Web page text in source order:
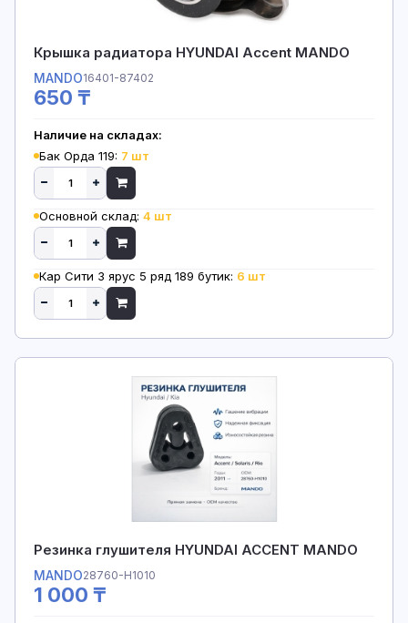
Крышка радиатора HYUNDAI Accent MANDO
MANDO16401-87402
650 ₸
Наличие на складах:
Бак Орда 119: 7 шт
Основной склад: 4 шт
Кар Сити 3 ярус 5 ряд 189 бутик: 6 шт
Резинка глушителя HYUNDAI ACCENT MANDO
MANDO28760-H1010
1 000 ₸